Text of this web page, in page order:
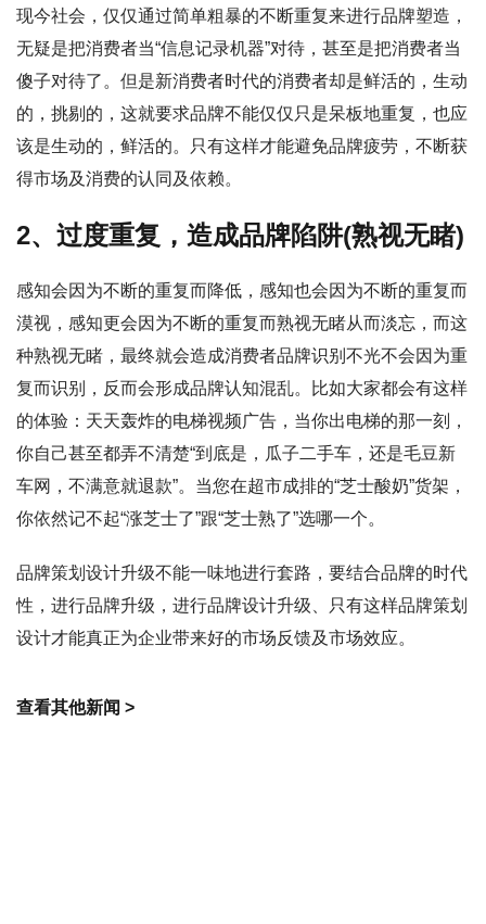
现今社会，仅仅通过简单粗暴的不断重复来进行品牌塑造，
无疑是把消费者当“信息记录机器”对待，甚至是把消费者当
傻子对待了。但是新消费者时代的消费者却是鲜活的，生动
的，挑剔的，这就要求品牌不能仅仅只是呆板地重复，也应
该是生动的，鲜活的。只有这样才能避免品牌疲劳，不断获
得市场及消费的认同及依赖。
2、过度重复，造成品牌陷阱(熟视无睹)
感知会因为不断的重复而降低，感知也会因为不断的重复而
漠视，感知更会因为不断的重复而熟视无睹从而淡忘，而这
种熟视无睹，最终就会造成消费者品牌识别不光不会因为重
复而识别，反而会形成品牌认知混乱。比如大家都会有这样
的体验：天天轰炸的电梯视频广告，当你出电梯的那一刻，
你自己甚至都弄不清楚“到底是，瓜子二手车，还是毛豆新
车网，不满意就退款”。当您在超市成排的“芝士酸奶”货架，
你依然记不起“涨芝士了”跟“芝士熟了”选哪一个。
品牌策划设计升级不能一味地进行套路，要结合品牌的时代
性，进行品牌升级，进行品牌设计升级、只有这样品牌策划
设计才能真正为企业带来好的市场反馈及市场效应。
查看其他新闻 >